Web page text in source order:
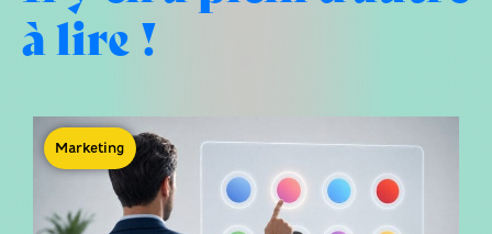
à lire !
Marketing